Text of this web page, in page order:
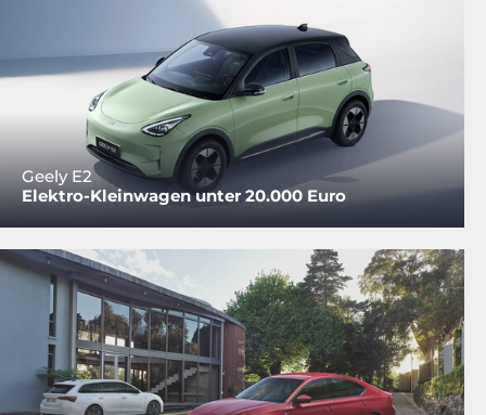
Geely E2
Elektro-Kleinwagen unter 20.000 Euro